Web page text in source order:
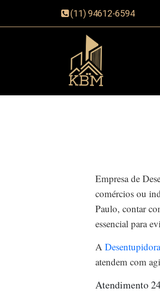
(11) 94612-6594
Empresa de
comércios ou
Paulo, contar
essencial para
A
atendem com
Atendimento